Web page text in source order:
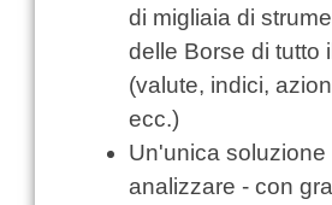
di migliaia di
delle Borse di tutto
(valute, indici,
ecc.)
Un'unica soluzione
analizzare - con